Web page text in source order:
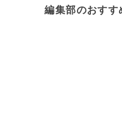
編集部のおすす